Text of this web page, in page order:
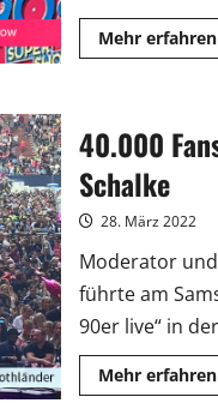
Mehr erfahren
40.000
Schalke
28. März 2022
Moderator und
führte am
90er live“ in
Mehr erfahren